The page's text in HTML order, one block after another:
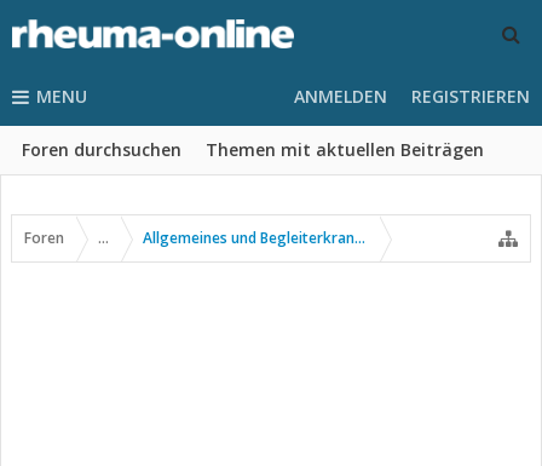
MENU
Foren durchsuchen Themen mit aktuellen Beiträgen
ANMELDEN REGISTRIEREN
Foren ... Allgemeines und Begleiterkrankungen